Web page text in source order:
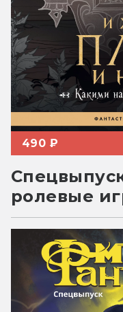
490 ₽
ролевые